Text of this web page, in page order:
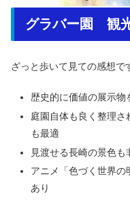
グラバー園 観
ざっと歩いて見ての感想で
歴史的に価値の展示物
庭園自体も良く整理さ
も最適
見渡せる長崎の景色も
アニメ「色づく世界の
あり